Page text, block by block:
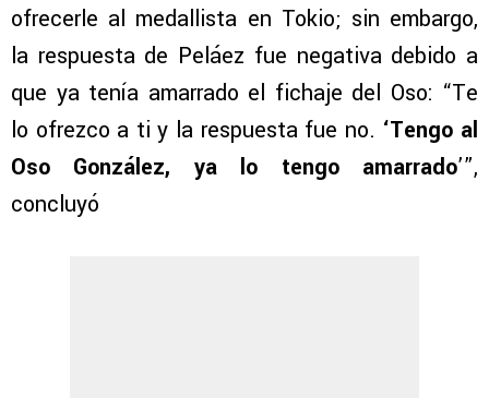
ofrecerle al medallista en Tokio; sin embargo,
la respuesta de Peláez fue negativa debido a
que ya tenía amarrado el fichaje del Oso: “Te
lo ofrezco a ti y la respuesta fue no. ‘Tengo al
Oso González, ya lo tengo amarrado’”,
concluyó